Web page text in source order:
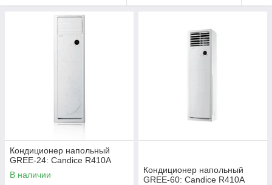
Кондиционер напольный
GREE-24: Candice R410A
В наличии
Кондиционер напольный
GREE-60: Candice R410A